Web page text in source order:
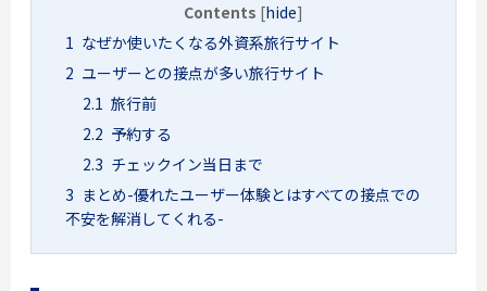
Contents [hide]
1 なぜか使いたくなる外資系旅行サイト
2 ユーザーとの接点が多い旅行サイト
2.1 旅行前
2.2 予約する
2.3 チェックイン当日まで
3 まとめ-優れたユーザー体験とはすべての接点での
不安を解消してくれる-